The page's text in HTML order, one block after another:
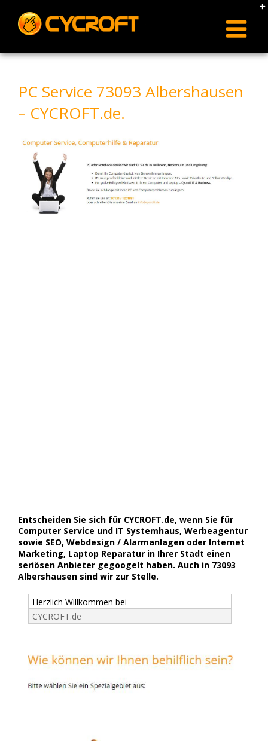
content
PC Service 73093 Albershausen
– CYCROFT.de.
Entscheiden Sie sich für CYCROFT.de, wenn Sie für
Computer Service und IT Systemhaus, Werbeagentur
sowie SEO, Webdesign / Alarmanlagen oder Internet
Marketing, Laptop Reparatur in Ihrer Stadt einen
seriösen Anbieter gegoogelt haben. Auch in 73093
Albershausen sind wir zur Stelle.
Herzlich Willkommen bei
CYCROFT.de